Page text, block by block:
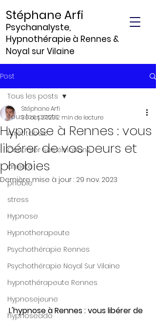
Stéphane Arfi
Psychanalyste,
Hypnothérapie à Rennes &
Noyal sur Vilaine
Post
Tous les posts
Arrêt tabac
Contrôler ses émotions
anxiété
phobie
stress
Hypnose
Hypnotherapeute
Psychothérapie Rennes
Psychothérapie Noyal Sur Vilaine
hypnothérapeute Rennes
Hypnosejeune
hypnoseado
Tous les posts
Hypnose à Rennes : vous
libérer de vos peurs et
phobies
Stéphane Arfi
30 oct. 20232 min de lecture
Dernière mise à jour : 29 nov. 2023
L'hypnose à Rennes : vous libérer de